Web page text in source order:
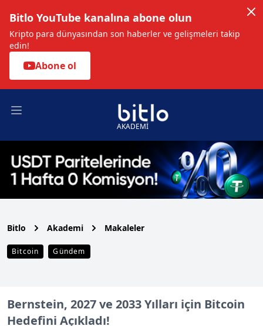
Bitlo YouTube kanalına abone olun
Kripto para dünyasından son haberler ve gelişmeleri takip
edin!
Abone ol
Open main menu
AKADEMİ
Bitlo Akademi Makaleler
Bitcoin Gündem
Bernstein, 2027 ve 2033 Yılları için Bitcoin
Hedefini Açıkladı!